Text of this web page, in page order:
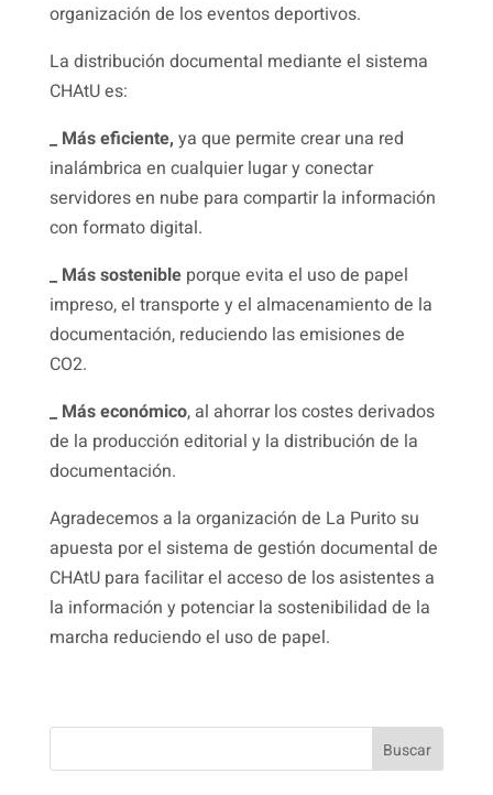
organización de los eventos deportivos.
La distribución documental mediante el sistema
CHAtU es:
_ Más eficiente, ya que permite crear una red
inalámbrica en cualquier lugar y conectar
servidores en nube para compartir la información
con formato digital.
_ Más sostenibleporque evita el uso de papel
impreso, el transporte y el almacenamiento de la
documentación, reduciendo las emisiones de
CO2.
_ Más económico, al ahorrar los costes derivados
de la producción editorial y la distribución de la
documentación.
Agradecemos a la organización de La Purito su
apuesta por el sistema de gestión documental de
CHAtU para facilitar el acceso de los asistentes a
la información y potenciar la sostenibilidad de la
marcha reduciendo el uso de papel.